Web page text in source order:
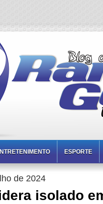
ESPORTE
de 2024
isolado